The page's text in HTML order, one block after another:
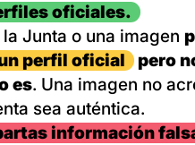
oficiales.
Junta o una imagen
perfil oficial
pero
es. Una imagen no
sea auténtica.
información